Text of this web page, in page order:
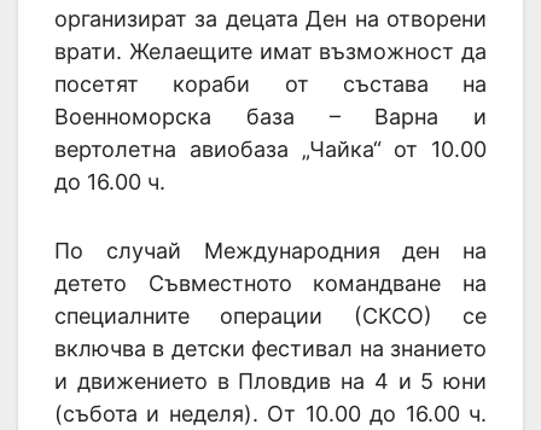
организират за децата Ден на отворени
врати. Желаещите имат възможност да
посетят кораби от състава на
Военноморска база – Варна и
вертолетна авиобаза „Чайка“ от 10.00
до 16.00 ч.
По случай Международния ден на
детето Съвместното командване на
специалните операции (СКСО) се
включва в детски фестивал на знанието
и движението в Пловдив на 4 и 5 юни
(събота и неделя). От 10.00 до 16.00 ч.